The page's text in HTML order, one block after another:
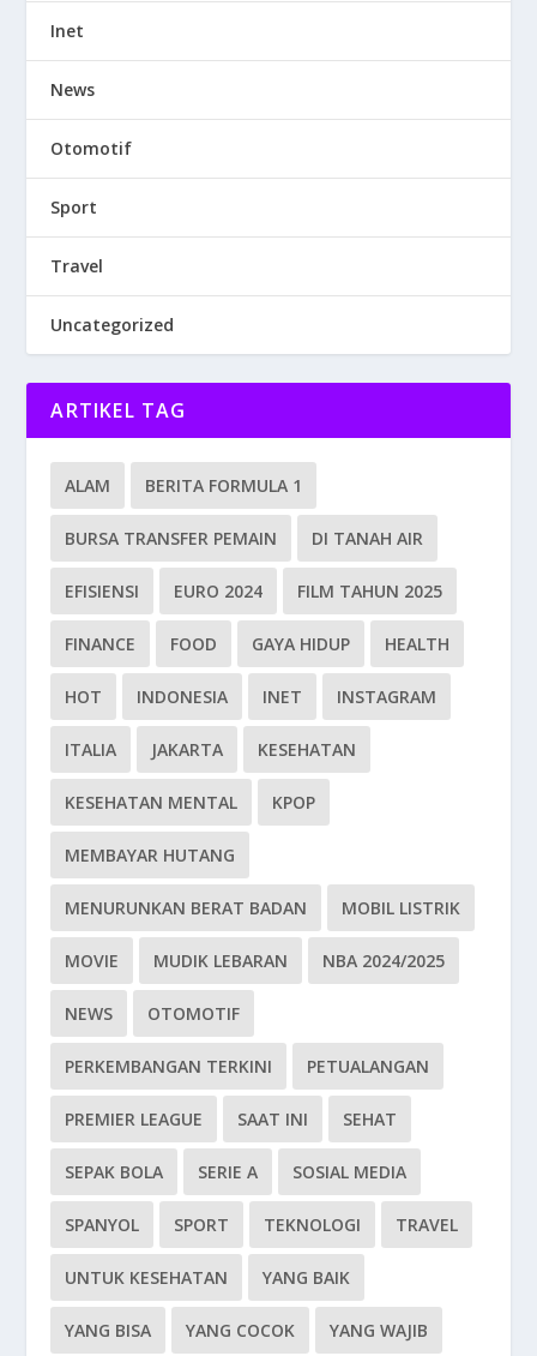
Inet
News
Otomotif
Sport
Travel
Uncategorized
ARTIKEL TAG
ALAM BERITA FORMULA 1
BURSA TRANSFER PEMAIN DI TANAH AIR
EFISIENSI EURO 2024 FILM TAHUN 2025
FINANCE FOOD GAYA HIDUP HEALTH
HOT INDONESIA INET INSTAGRAM
ITALIA JAKARTA KESEHATAN
KESEHATAN MENTAL KPOP
MEMBAYAR HUTANG
MENURUNKAN BERAT BADAN MOBIL LISTRIK
MOVIE MUDIK LEBARAN NBA 2024/2025
NEWS OTOMOTIF
PERKEMBANGAN TERKINI PETUALANGAN
PREMIER LEAGUE SAAT INI SEHAT
SEPAK BOLA SERIE A SOSIAL MEDIA
SPANYOL SPORT TEKNOLOGI TRAVEL
UNTUK KESEHATAN YANG BAIK
YANG BISA YANG COCOK YANG WAJIB